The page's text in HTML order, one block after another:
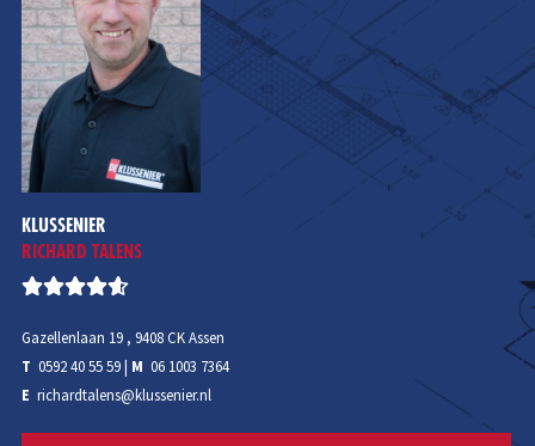
KLUSSENIER
RICHARD TALENS
Gazellenlaan 19 , 9408 CK Assen
T 0592 40 55 59| M 06 1003 7364
E richardtalens@klussenier.nl